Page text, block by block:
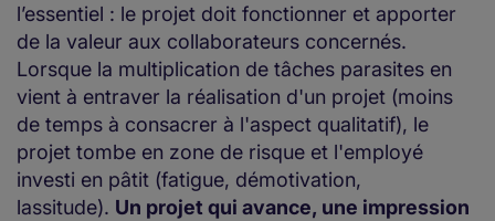
l’essentiel : le projet doit fonctionner et apporter
de la valeur aux collaborateurs concernés.
Lorsque la multiplication de tâches parasites en
vient à entraver la réalisation d'un projet (moins
de temps à consacrer à l'aspect qualitatif), le
projet tombe en zone de risque et l'employé
investi en pâtit (fatigue, démotivation,
lassitude). Un projet qui avance, une impression